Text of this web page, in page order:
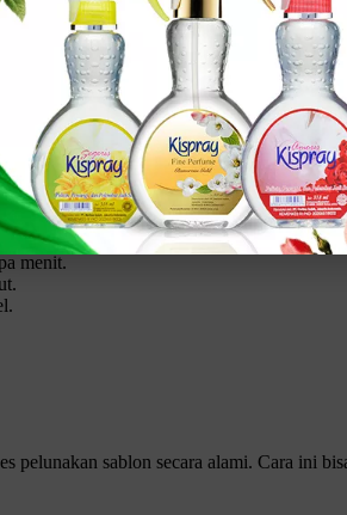
Aman
menempel kuat di serat kain. Agar
lebih mudah dilepas tanpa merusak
menit.
pelunakan sablon secara alami. Cara ini